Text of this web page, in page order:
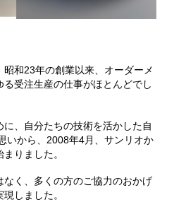
和23年の創業以来、オーダーメ
受注生産の仕事がほとんどでし
、自分たちの技術を活かした自
いから、2008年4月、サンリオか
りました。
く、多くの方のご協力のおかげ
しました。